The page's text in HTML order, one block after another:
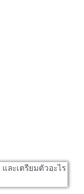
ละเตรียมตัวอะไร